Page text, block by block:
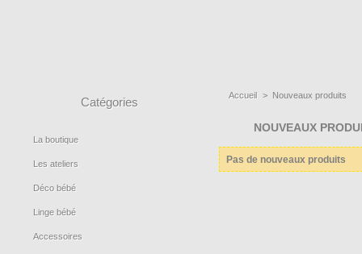
Catégories
La boutique
Les ateliers
Déco bébé
Linge bébé
Accessoires
Accueil > Nouveaux produits
NOUVEAUX
Pas de nouveaux produits